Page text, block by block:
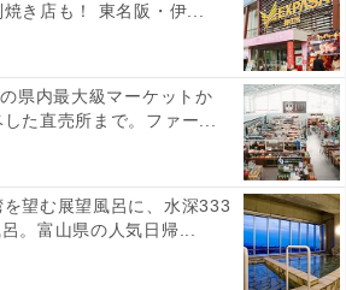
き店も！ 東名阪・伊...
県内最大級マーケットか
た直売所まで。ファー...
望む展望風呂に、水深333
。富山県の人気日帰...